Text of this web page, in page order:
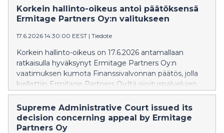
tillhandahålla investeringstjänster utan tillstånd.
Korkein hallinto-oikeus antoi päätöksensä
Ermitage Partners Oy:n valitukseen
17.6.2026 14:30:00 EEST | Tiedote
Korkein hallinto-oikeus on 17.6.2026 antamallaan
ratkaisulla hyväksynyt Ermitage Partners Oy:n
vaatimuksen kumota Finanssivalvonnan päätös, jolla
kiellettiin Ermitage Partners Oy:ltä sijoituspalvelujen
tarjoaminen ilman toimilupaa.
Supreme Administrative Court issued its
decision concerning appeal by Ermitage
Partners Oy